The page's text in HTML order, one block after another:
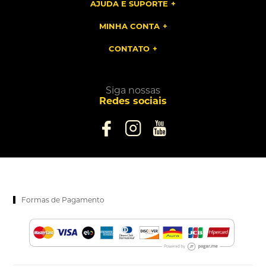
AJUDA E SUPORTE
MINHA CONTA
CONTATO
Siga nossas
Redes sociais
Formas de Pagamento